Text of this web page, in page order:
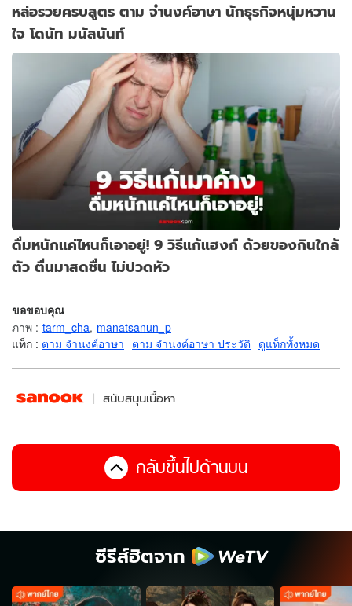
หล่อรวยครบสูตร ตาม จำนงค์อาษา นักธุรกิจหนุ่มหวาน
ใจ โดนัท มนัสนันท์
ดื่มหนักแค่ไหนก็เอาอยู่! 9 วิธีแก้แฮงก์ ด้วยของกินใกล้
ตัว ตื่นมาสดชื่น ไม่ปวดหัว
ขอขอบคุณ
ภาพ : tarm_cha, manatsanun_p
แท็ก : ตาม จำนงค์อาษา ตาม จำนงค์อาษา ประวัติ ดูแท็กทั้งหมด
สนับสนุนเนื้อหา
กลับขึ้นไปด้านบน
ซีรีส์ฮิตจาก